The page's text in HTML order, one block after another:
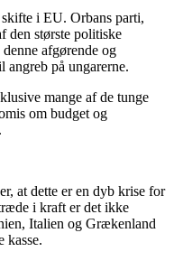
i EU. Orbans parti,
den største politiske
afgørende og
på ungarerne.
mange af de tunge
om budget og
at dette er en dyb krise for
i kraft er det ikke
Italien og Grækenland
kasse.